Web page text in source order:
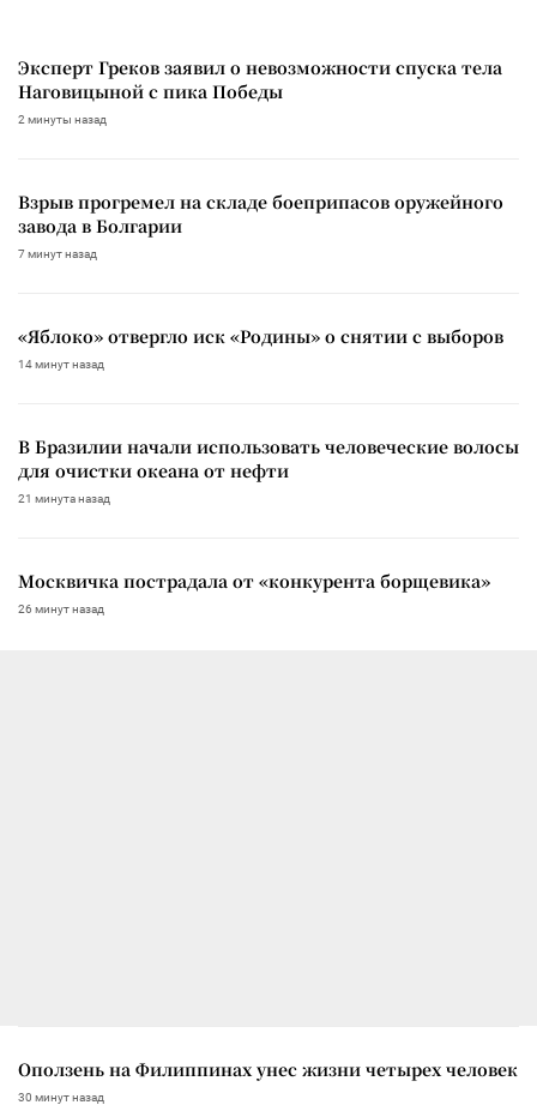
Эксперт Греков заявил о невозможности спуска тела
Наговицыной с пика Победы
2 минуты назад
Взрыв прогремел на складе боеприпасов оружейного
завода в Болгарии
7 минут назад
«Яблоко» отвергло иск «Родины» о снятии с выборов
14 минут назад
В Бразилии начали использовать человеческие волосы
для очистки океана от нефти
21 минута назад
Москвичка пострадала от «конкурента борщевика»
26 минут назад
Оползень на Филиппинах унес жизни четырех человек
30 минут назад